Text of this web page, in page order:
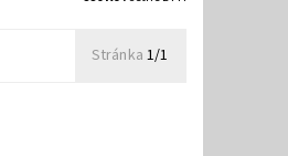
Stránka 1/1